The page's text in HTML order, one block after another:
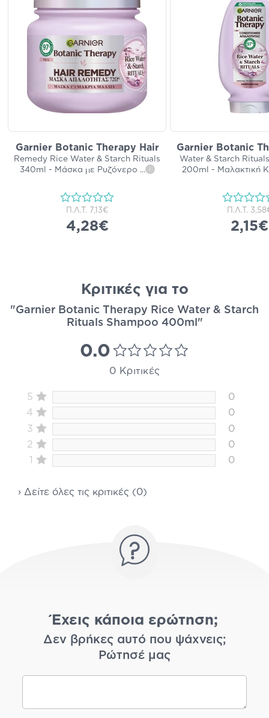
Garnier Botanic Therapy Hair
Remedy Rice Water & Starch Rituals
340ml - Μάσκα με Ρυζόνερο ... i
Π.Λ.Τ. 7,13€
4,28€
Garnier Botanic
Water & Starch
200ml - Μαλακτική
Π.Λ.Τ.
2,15€
Κριτικές για το
"Garnier Botanic Therapy Rice Water & Starch
Rituals Shampoo 400ml"
0.0
0 Κριτικές
5
0
4
0
3
0
2
0
1
0
› Δείτε όλες τις κριτικές (0)
Έχεις κάποια ερώτηση;
Δεν βρήκες αυτό που ψάχνεις;
Ρώτησέ μας